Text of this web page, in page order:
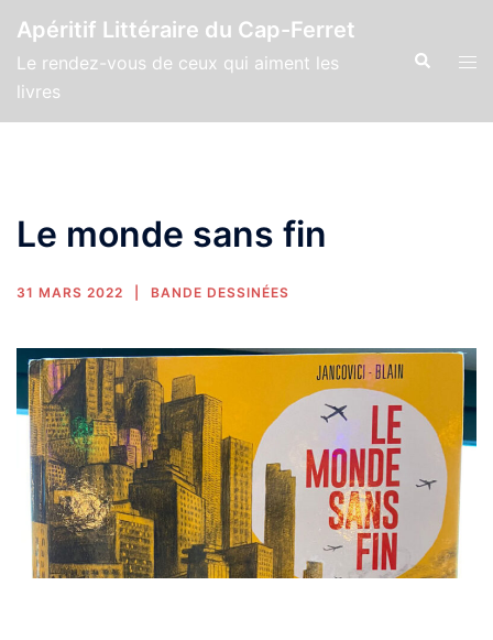
Apéritif Littéraire du Cap-Ferret
Le rendez-vous de ceux qui aiment les
livres
Le monde sans fin
31 MARS 2022 BANDE DESSINÉES